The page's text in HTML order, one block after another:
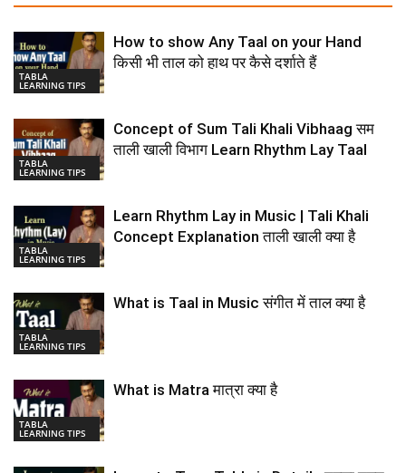
TABLA
LEARNING TIPS
How to show Any Taal on your Hand
किसी भी ताल को हाथ पर कैसे दर्शाते हैं
TABLA
LEARNING TIPS
Concept of Sum Tali Khali Vibhaag सम
ताली खाली विभाग Learn Rhythm Lay Taal
TABLA
LEARNING TIPS
Learn Rhythm Lay in Music | Tali Khali
Concept Explanation ताली खाली क्या है
TABLA
LEARNING TIPS
What is Taal in Music संगीत में ताल क्या है
TABLA
LEARNING TIPS
What is Matra मात्रा क्या है